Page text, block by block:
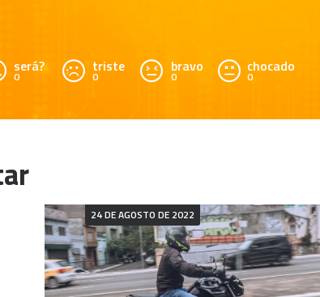
será?
0
triste
0
bravo
0
chocado
0
24 DE AGOSTO DE 2022